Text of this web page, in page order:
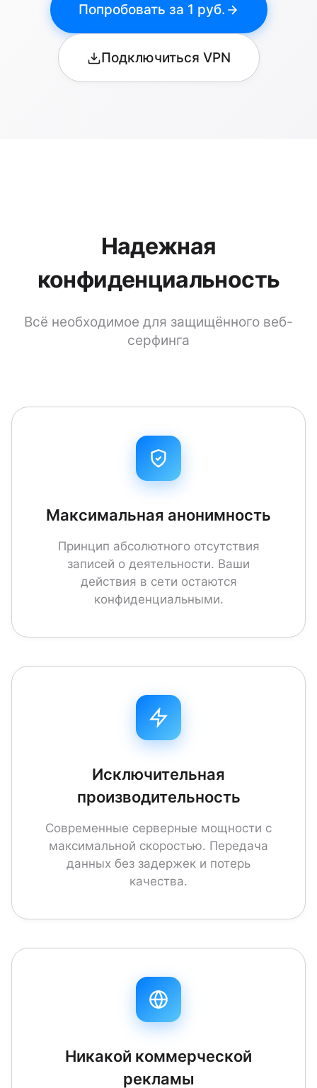
Попробовать за 1 руб.
Подключиться VPN
Надежная
конфиденциальность
Всё необходимое для защищённого веб-
серфинга
Максимальная анонимность
Принцип абсолютного отсутствия
записей о деятельности. Ваши
действия в сети остаются
конфиденциальными.
Исключительная
производительность
Современные серверные мощности с
максимальной скоростью. Передача
данных без задержек и потерь
качества.
Никакой коммерческой
рекламы